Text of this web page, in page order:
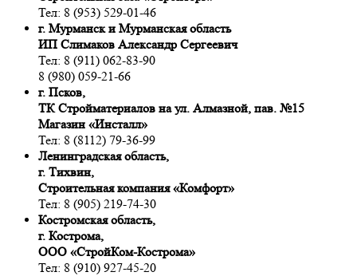
Тел: 8 (953) 529-01-46
г. Мурманск и Мурманская область
ИП Слимаков Александр Сергеевич
Тел: 8 (911) 062-83-90
8 (980) 059-21-66
г. Псков,
ТК Стройматериалов на ул. Алмазной, пав. №15
Магазин «Инсталл»
Тел: 8 (8112) 79-36-99
Ленинградская область,
г. Тихвин,
Строительная компания «Комфорт»
Тел: 8 (905) 219-74-30
Костромская область,
г. Кострома,
ООО «СтройКом-Кострома»
Тел: 8 (910) 927-45-20